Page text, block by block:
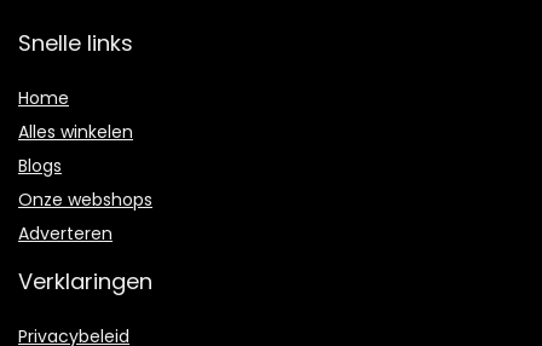
Snelle links
Home
Alles winkelen
Blogs
Onze webshops
Adverteren
Verklaringen
Privacybeleid